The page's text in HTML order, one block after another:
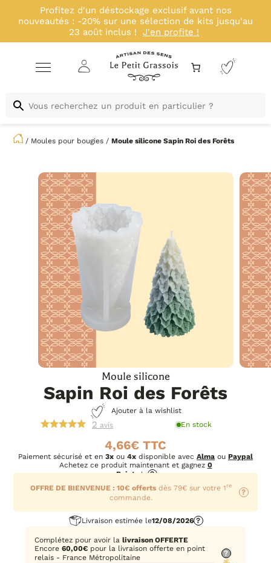
Profitez d'un déstockage exclusif avant nos
nouveautés : -20% sur une sélection de kits jusqu'au
23 août inclus !
J'en profite !
/ Moules pour bougies /Moule siliconeSapin Roi des Forêts
Moule silicone
Sapin Roi des Forêts
Ajouter à la wishlist
2 avis En stock
4,66€
Paiement sécurisé et en 3x ou 4x disponible avec Alma ou Paypal
Achetez ce produit maintenant et gagnez 0
Points! ?
Livraison estimée le12/08/2026 ?
Complétez pour avoir lalivraison OFFERTE
Encore60,00€ pour la livraison offerte en point
relais - France Métropolitaine
?
OFFRE DE BIENVENUE : 10€ offertsdès 79€ sur votre 1 re
commande.
?